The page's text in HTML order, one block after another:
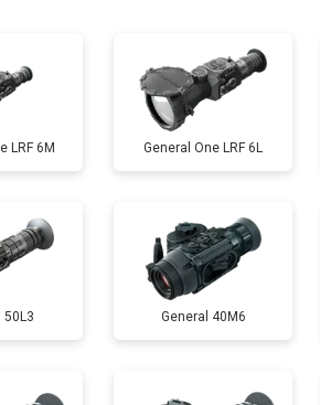
LRF 6M General One LRF 6L
50L3 General 40M6